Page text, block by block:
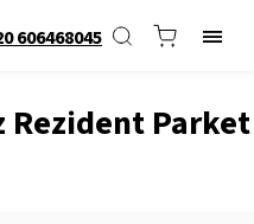
606468045
Rezident Parket